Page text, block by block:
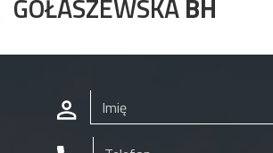
GOŁASZEWSKABH